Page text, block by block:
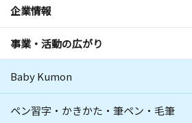
企業情報
事業・活動の広がり
Baby Kumon
ペン習字・かきかた・筆ペン・毛筆